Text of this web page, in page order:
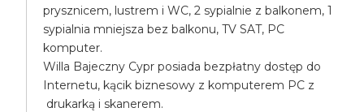
prysznicem, lustrem i WC, 2 sypialnie z balkonem, 1
sypialnia mniejsza bez balkonu, TV SAT, PC
komputer.
Willa Bajeczny Cypr posiada bezpłatny dostęp do
Internetu, kącik biznesowy z komputerem PC z
drukarką i skanerem.